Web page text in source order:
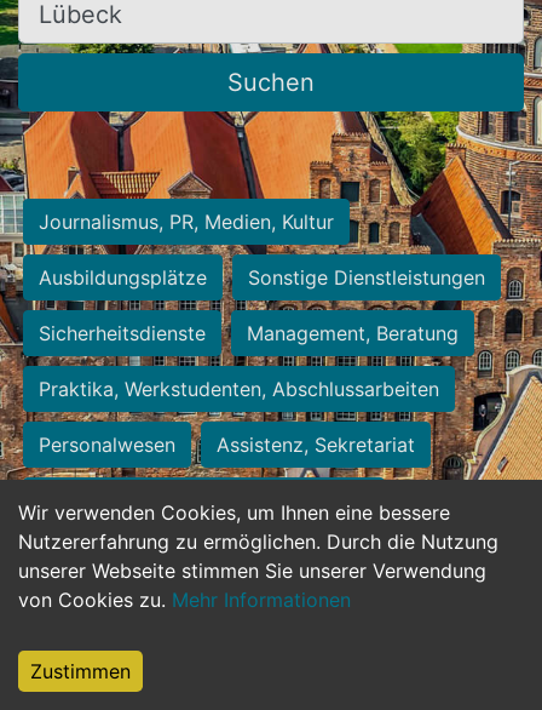
Wir verwenden Cookies, um Ihnen eine bessere
Nutzererfahrung zu ermöglichen. Durch die Nutzung
unserer Webseite stimmen Sie unserer Verwendung
von Cookies zu. Mehr Informationen
Zustimmen
Suchen
Journalismus, PR, Medien, Kultur
Ausbildungsplätze Sonstige Dienstleistungen
Sicherheitsdienste Management, Beratung
Praktika, Werkstudenten, Abschlussarbeiten
Personalwesen Assistenz, Sekretariat
Hilfskräfte, Aushilfs- und Nebenjobs
Einkauf, Logistik, Materialwirtschaft
Weiterbildung, Studium, duale Ausbildung
Tourismus